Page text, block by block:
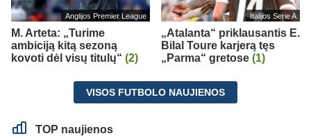
Anglijos Premier League
M. Arteta: „Turime
ambiciją kitą sezoną
kovoti dėl visų titulų“ (2)
Italijos Serie A
„Atalanta“ priklausantis E.
Bilal Toure karjerą tęs
„Parma“ gretose (1)
VISOS FUTBOLO NAUJIENOS
TOP naujienos